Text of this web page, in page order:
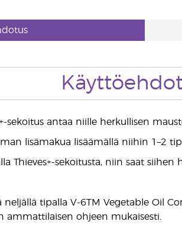
antaa niille herkullisen
lisämakua lisäämällä niihin 1–2
Thieves+-sekoitusta, niin saat siihen
neljällä tipalla V-6TM Vegetable Oil
ammattilaisen ohjeen mukaisesti.